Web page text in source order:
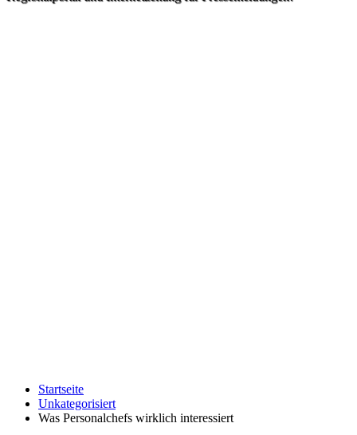
Startseite
Unkategorisiert
Was Personalchefs wirklich interessiert